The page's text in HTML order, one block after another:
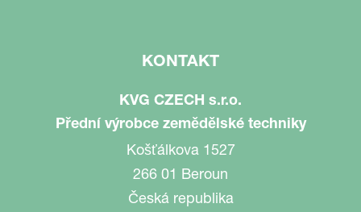
KONTAKT
KVG CZECH s.r.o.
Přední výrobce zemědělské techniky
Košťálkova 1527
266 01 Beroun
Česká republika